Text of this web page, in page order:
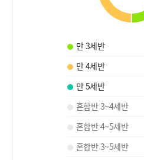
만 3세반
만 4세반
만 5세반
혼합반 3~4세반
혼합반 4~5세반
혼합반 3~5세반